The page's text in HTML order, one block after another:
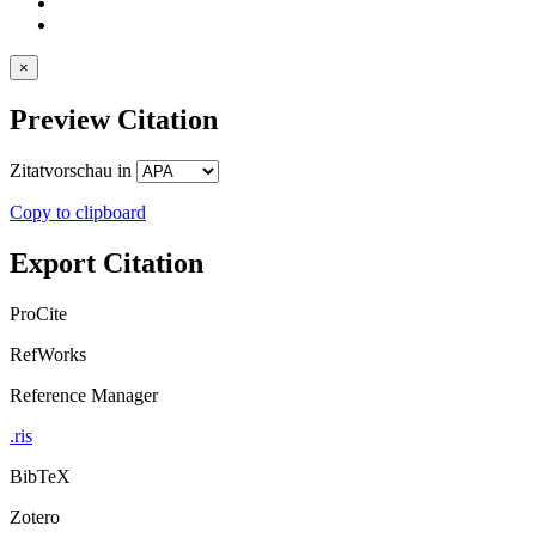
×
Preview Citation
Zitatvorschau in
Copy to clipboard
Export Citation
ProCite
RefWorks
Reference Manager
.ris
BibTeX
Zotero